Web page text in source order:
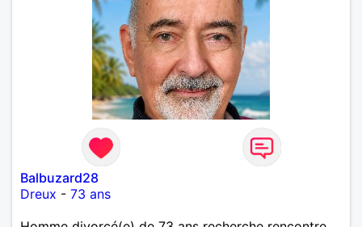
Balbuzard28
Dreux - 73 ans